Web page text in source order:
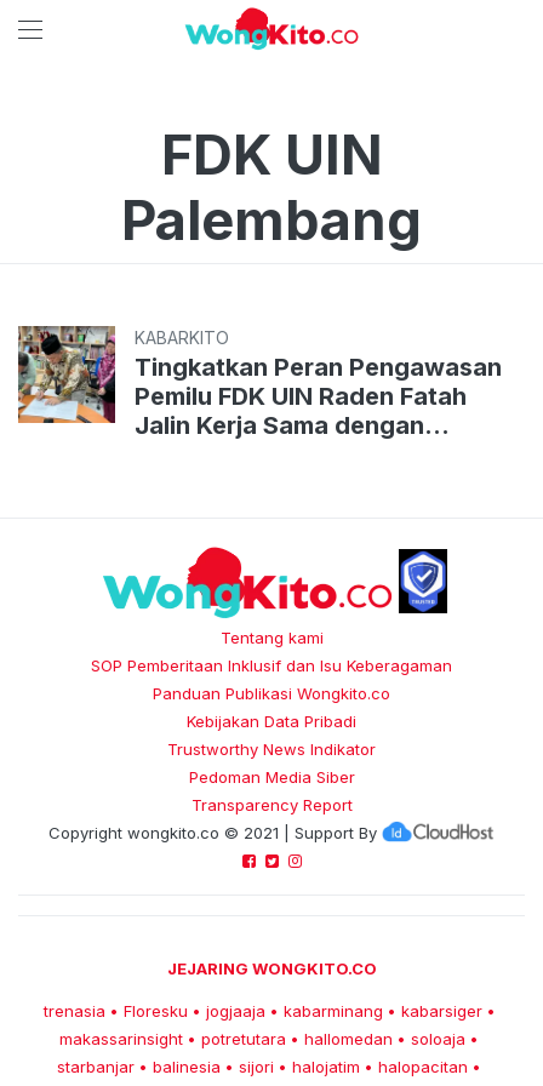
FDK UIN
Palembang
KABARKITO
Tingkatkan Peran Pengawasan
Pemilu FDK UIN Raden Fatah
Jalin Kerja Sama dengan
Tentang kami
SOP Pemberitaan Inklusif dan Isu Keberagaman
Panduan Publikasi Wongkito.co
Kebijakan Data Pribadi
Trustworthy News Indikator
Pedoman Media Siber
Transparency Report
Copyright wongkito.co © 2021 | Support By
JEJARING WONGKITO.CO
trenasia • Floresku • jogjaaja • kabarminang • kabarsiger •
makassarinsight • potretutara • hallomedan • soloaja •
starbanjar • balinesia • sijori • halojatim • halopacitan •